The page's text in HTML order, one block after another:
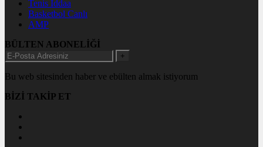
Tenis İddaa
Basketbol Canlı
AMP
BÜLTEN ABONELİĞİ
+
Bu web sitesinden haber ve ebülten almak istiyorum
BİZİ TAKİP ET